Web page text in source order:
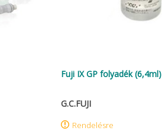
Fuji IX GP folyadék (6,4ml)
G.C.FUJI
Rendelésre